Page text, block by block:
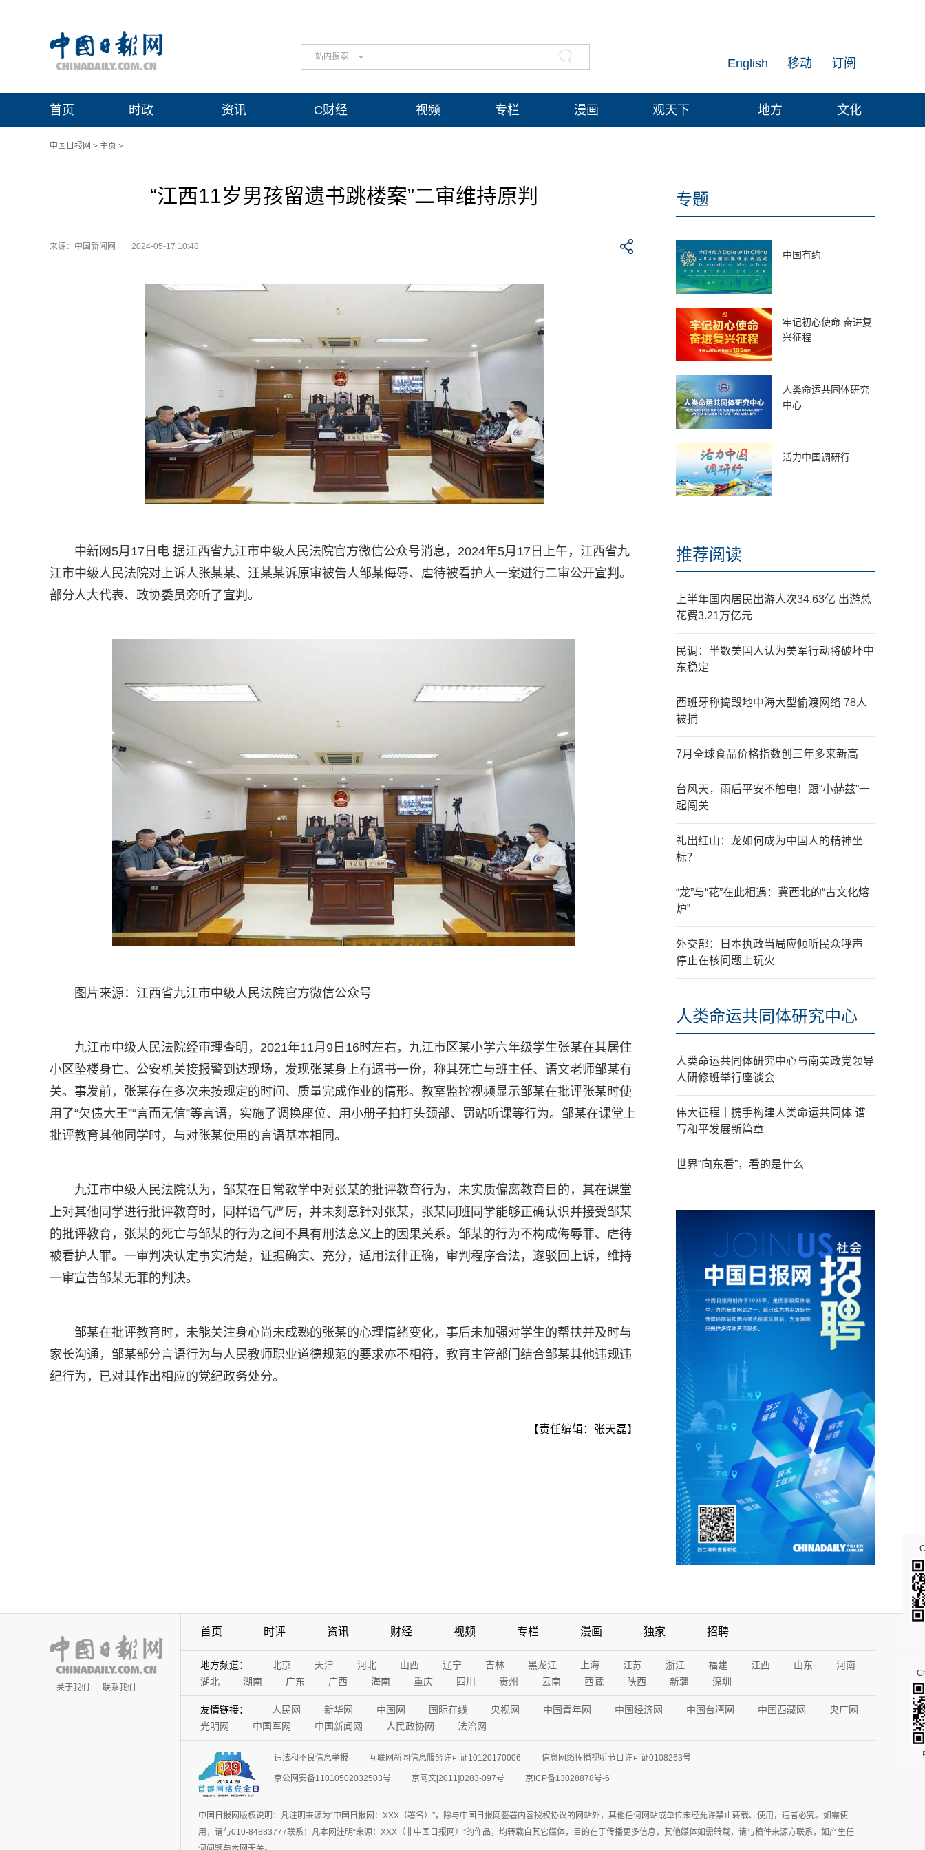
站内搜索 订阅
移动
English
首页 时政 资讯 C财经 视频 专栏 漫画 观天下 地方 文化
中国日报网 > 主页 >
“江西11岁男孩留遗书跳楼案”二审维持原判
来源：中国新闻网 2024-05-17 10:48
中新网5月17日电 据江西省九江市中级人民法院官方微信公众号消息，2024年5月17日上午，江西省九
江市中级人民法院对上诉人张某某、汪某某诉原审被告人邹某侮辱、虐待被看护人一案进行二审公开宣判。
部分人大代表、政协委员旁听了宣判。
图片来源：江西省九江市中级人民法院官方微信公众号
九江市中级人民法院经审理查明，2021年11月9日16时左右，九江市区某小学六年级学生张某在其居住
小区坠楼身亡。公安机关接报警到达现场，发现张某身上有遗书一份，称其死亡与班主任、语文老师邹某有
关。事发前，张某存在多次未按规定的时间、质量完成作业的情形。教室监控视频显示邹某在批评张某时使
用了“欠债大王”“言而无信”等言语，实施了调换座位、用小册子拍打头颈部、罚站听课等行为。邹某在课堂上
批评教育其他同学时，与对张某使用的言语基本相同。
九江市中级人民法院认为，邹某在日常教学中对张某的批评教育行为，未实质偏离教育目的，其在课堂
上对其他同学进行批评教育时，同样语气严厉，并未刻意针对张某，张某同班同学能够正确认识并接受邹某
的批评教育，张某的死亡与邹某的行为之间不具有刑法意义上的因果关系。邹某的行为不构成侮辱罪、虐待
被看护人罪。一审判决认定事实清楚，证据确实、充分，适用法律正确，审判程序合法，遂驳回上诉，维持
一审宣告邹某无罪的判决。
邹某在批评教育时，未能关注身心尚未成熟的张某的心理情绪变化，事后未加强对学生的帮扶并及时与
家长沟通，邹某部分言语行为与人民教师职业道德规范的要求亦不相符，教育主管部门结合邹某其他违规违
纪行为，已对其作出相应的党纪政务处分。
【责任编辑：张天磊】
专题
中国有约
牢记初心使命 奋进复
兴征程
人类命运共同体研究
中心
活力中国调研行
推荐阅读
上半年国内居民出游人次34.63亿 出游总
花费3.21万亿元
民调：半数美国人认为美军行动将破坏中
东稳定
西班牙称捣毁地中海大型偷渡网络 78人
被捕
7月全球食品价格指数创三年多来新高
台风天，雨后平安不触电！跟“小赫兹”一
起闯关
礼出红山：龙如何成为中国人的精神坐
标？
“龙”与“花”在此相遇：冀西北的“古文化熔
炉”
外交部：日本执政当局应倾听民众呼声
停止在核问题上玩火
人类命运共同体研究中心
人类命运共同体研究中心与南美政党领导
人研修班举行座谈会
伟大征程丨携手构建人类命运共同体 谱
写和平发展新篇章
世界“向东看”，看的是什么
关于我们 | 联系我们
首页 时评 资讯 财经 视频 专栏 漫画 独家 招聘
地方频道： 北京 天津 河北 山西 辽宁 吉林 黑龙江 上海 江苏 浙江 福建 江西 山东
河南
湖北
湖南 广东 广西 海南 重庆 四川 贵州 云南 西藏 陕西 新疆 深圳
友情链接： 人民网 新华网 中国网 国际在线 央视网 中国青年网 中国经济网 中国台湾网 中国西藏网
央广网
光明网
中国军网 中国新闻网 人民政协网 法治网
违法和不良信息举报 互联网新闻信息服务许可证10120170006 信息网络传播视听节目许可证0108263号
京公网安备11010502032503号 京网文[2011]0283-097号 京ICP备13028878号-6
中国日报网版权说明：凡注明来源为“中国日报网：XXX（署名）”，除与中国日报网签署内容授权协议的网站外，其他任何网站或单位未经允许禁止转载、使用，违者必究。如需使
用，请与010-84883777联系；凡本网注明“来源：XXX（非中国日报网）”的作品，均转载自其它媒体，目的在于传播更多信息，其他媒体如需转载，请与稿件来源方联系，如产生任